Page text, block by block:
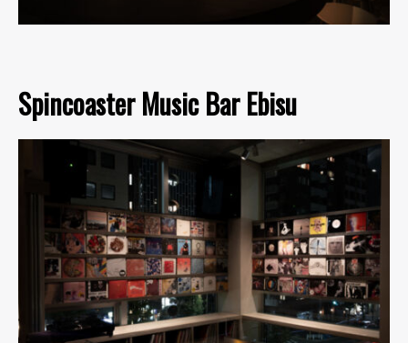
Spincoaster Music Bar Ebisu